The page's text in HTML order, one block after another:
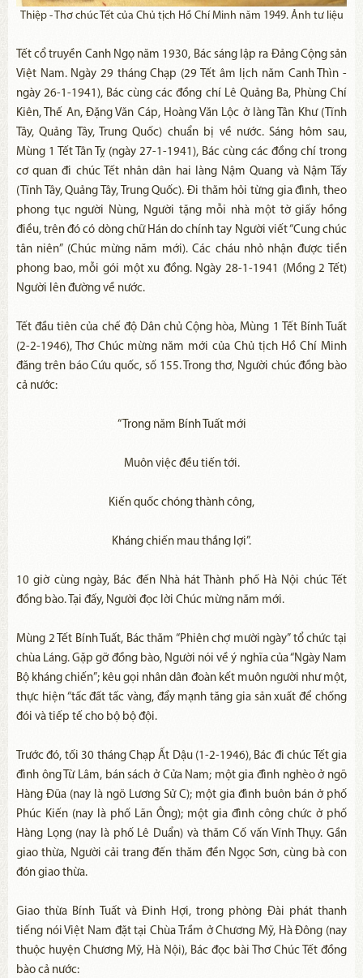
Thiệp - Thơ chúc Tết của Chủ tịch Hồ Chí Minh năm 1949. Ảnh tư liệu
Tết cổ truyền Canh Ngọ năm 1930, Bác sáng lập ra Đảng Cộng sản
Việt Nam. Ngày 29 tháng Chạp (29 Tết âm lịch năm Canh Thìn -
ngày 26-1-1941), Bác cùng các đồng chí Lê Quảng Ba, Phùng Chí
Kiên, Thế An, Đặng Văn Cáp, Hoàng Văn Lộc ở làng Tân Khư (Tĩnh
Tây, Quảng Tây, Trung Quốc) chuẩn bị về nước. Sáng hôm sau,
Mùng 1 Tết Tân Tỵ (ngày 27-1-1941), Bác cùng các đồng chí trong
cơ quan đi chúc Tết nhân dân hai làng Nậm Quang và Nậm Tấy
(Tĩnh Tây, Quảng Tây, Trung Quốc). Đi thăm hỏi từng gia đình, theo
phong tục người Nùng, Người tặng mỗi nhà một tờ giấy hồng
điều, trên đó có dòng chữ Hán do chính tay Người viết “Cung chúc
tân niên” (Chúc mừng năm mới). Các cháu nhỏ nhận được tiền
phong bao, mỗi gói một xu đồng. Ngày 28-1-1941 (Mồng 2 Tết)
Người lên đường về nước.
Tết đầu tiên của chế độ Dân chủ Cộng hòa, Mùng 1 Tết Bính Tuất
(2-2-1946), Thơ Chúc mừng năm mới của Chủ tịch Hồ Chí Minh
đăng trên báo Cứu quốc, số 155. Trong thơ, Người chúc đồng bào
cả nước:
“Trong năm Bính Tuất mới
Muôn việc đều tiến tới.
Kiến quốc chóng thành công,
Kháng chiến mau thắng lợi”.
10 giờ cùng ngày, Bác đến Nhà hát Thành phố Hà Nội chúc Tết
đồng bào. Tại đấy, Người đọc lời Chúc mừng năm mới.
Mùng 2 Tết Bính Tuất, Bác thăm “Phiên chợ mười ngày” tổ chức tại
chùa Láng. Gặp gỡ đồng bào, Người nói về ý nghĩa của “Ngày Nam
Bộ kháng chiến”; kêu gọi nhân dân đoàn kết muôn người như một,
thực hiện “tấc đất tấc vàng, đẩy mạnh tăng gia sản xuất để chống
đói và tiếp tế cho bộ bộ đội.
Trước đó, tối 30 tháng Chạp Ất Dậu (1-2-1946), Bác đi chúc Tết gia
đình ông Từ Lâm, bán sách ở Cửa Nam; một gia đình nghèo ở ngõ
Hàng Đũa (nay là ngõ Lương Sử C); một gia đình buôn bán ở phố
Phúc Kiến (nay là phố Lãn Ông); một gia đình công chức ở phố
Hàng Lọng (nay là phố Lê Duẩn) và thăm Cố vấn Vĩnh Thụy. Gần
giao thừa, Người cải trang đến thăm đền Ngọc Sơn, cùng bà con
đón giao thừa.
Giao thừa Bính Tuất và Đinh Hợi, trong phòng Đài phát thanh
tiếng nói Việt Nam đặt tại Chùa Trầm ở Chương Mỹ, Hà Đông (nay
thuộc huyện Chương Mỹ, Hà Nội), Bác đọc bài Thơ Chúc Tết đồng
bào cả nước: